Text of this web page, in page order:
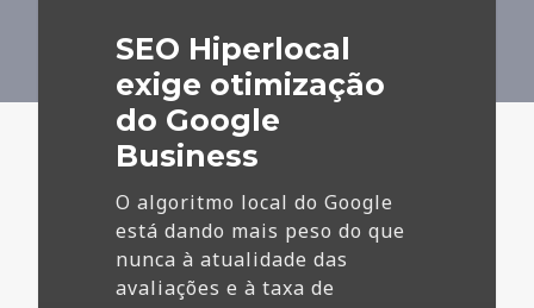
Business
SEO Hiperlocal
exige otimização
do Google
Business
O algoritmo local do Google
está dando mais peso do que
nunca à atualidade das
avaliações e à taxa de